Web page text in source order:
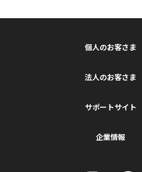
個人のお客さま
法人のお客さま
サポートサイト
企業情報